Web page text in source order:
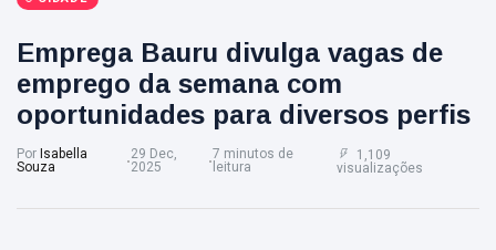
Empresas
Empregos
(56)
�
Emprega Bauru divulga vagas de
emprego da semana com
oportunidades para diversos perfis
Por Isabella
Souza
29 Dec,
2025
7 minutos de
leitura
1,109
visualizações